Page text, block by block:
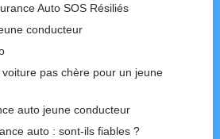
Auto SOS Résiliés
conducteur
pas chère pour un jeune
auto jeune conducteur
auto : sont-ils fiables ?